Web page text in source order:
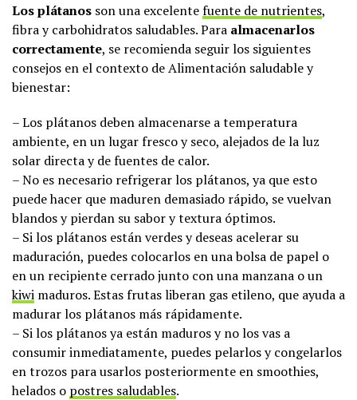
Los plátanos son una excelentefuente de nutrientes,
fibra y carbohidratos saludables. Para almacenarlos
correctamente, se recomienda seguir los siguientes
consejos en el contexto de Alimentación saludable y
bienestar:
– Los plátanos deben almacenarse a temperatura
ambiente, en un lugar fresco y seco, alejados de la luz
solar directa y de fuentes de calor.
– No es necesario refrigerar los plátanos, ya que esto
puede hacer que maduren demasiado rápido, se vuelvan
blandos y pierdan su sabor y textura óptimos.
– Si los plátanos están verdes y deseas acelerar su
maduración, puedes colocarlos en una bolsa de papel o
en un recipiente cerrado junto con una manzana o un
kiwi maduros. Estas frutas liberan gas etileno, que ayuda a
madurar los plátanos más rápidamente.
– Si los plátanos ya están maduros y no los vas a
consumir inmediatamente, puedes pelarlos y congelarlos
en trozos para usarlos posteriormente en smoothies,
helados o postres saludables.